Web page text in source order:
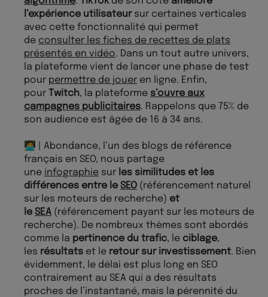
l’expérience utilisateursur certaines verticales
avec cette fonctionnalité qui permet
de consulter les fiches de recettes de plats
présentés en vidéo. Dans un tout autre univers,
la plateforme vient de lancer une phase de test
pour permettre de jouer en ligne. Enfin,
pour Twitch, la plateforme s’ouvre aux
campagnes publicitaires. Rappelons que 75% de
son audience est âgée de 16 à 34 ans.
🧑‍💻 | Abondance, l’un des blogs de référence
français en SEO, nous partage
une infographie sur les similitudes et les
différences entre le SEO (référencement naturel
sur les moteurs de recherche) et
le SEA (référencement payant sur les moteurs de
recherche). De nombreux thèmes sont abordés
comme la pertinence du trafic, le ciblage,
les résultats et le retour sur investissement. Bien
évidemment, le délai est plus long en SEO
contrairement au SEA qui a des résultats
proches de l’instantané, mais la pérennité du